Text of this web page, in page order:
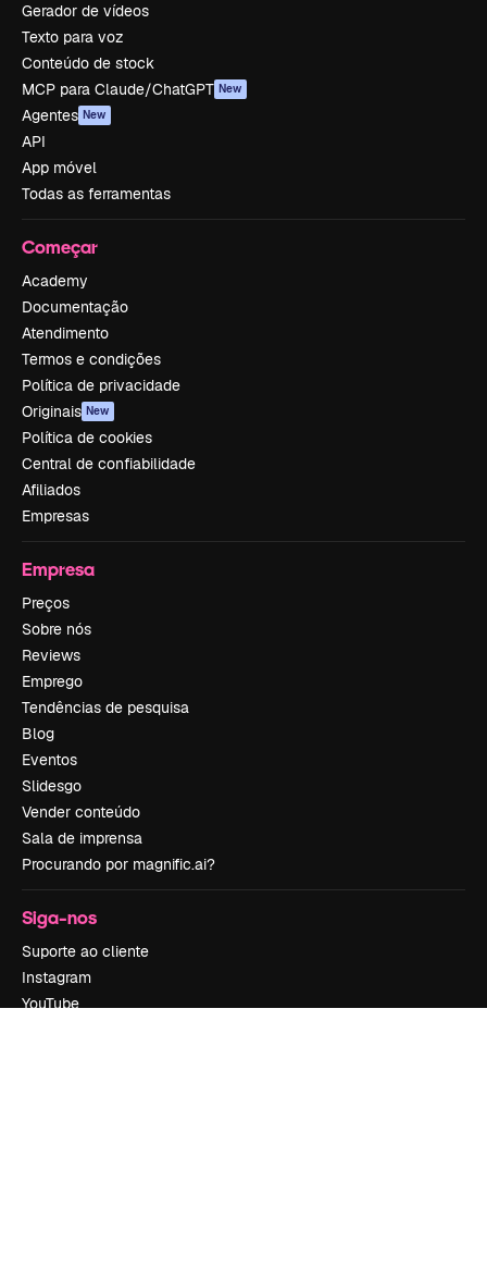
Gerador de vídeos
Texto para voz
Conteúdo de stock
MCP para Claude/ChatGPT New
Agentes New
API
App móvel
Todas as ferramentas
Começar
Academy
Documentação
Atendimento
Termos e condições
Política de privacidade
Originais New
Política de cookies
Central de confiabilidade
Afiliados
Empresas
Empresa
Preços
Sobre nós
Reviews
Emprego
Tendências de pesquisa
Blog
Eventos
Slidesgo
Vender conteúdo
Sala de imprensa
Procurando por magnific.ai?
Siga-nos
Suporte ao cliente
Instagram
YouTube